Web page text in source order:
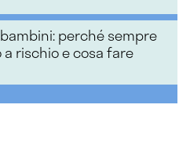
perché sempre
rischio e cosa fare